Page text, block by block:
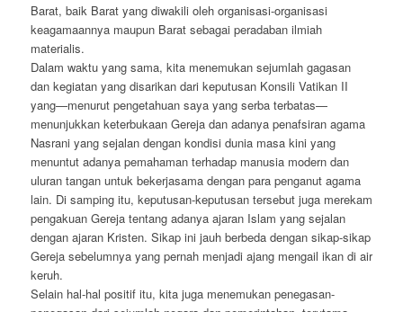
Barat, baik Barat yang diwakili oleh organisasi-organisasi
keagamaannya maupun Barat sebagai peradaban ilmiah
materialis.
Dalam waktu yang sama, kita menemukan sejumlah gagasan
dan kegiatan yang disarikan dari keputusan Konsili Vatikan II
yang—menurut pengetahuan saya yang serba terbatas—
menunjukkan keterbukaan Gereja dan adanya penafsiran agama
Nasrani yang sejalan dengan kondisi dunia masa kini yang
menuntut adanya pemahaman terhadap manusia modern dan
uluran tangan untuk bekerjasama dengan para penganut agama
lain. Di samping itu, keputusan-keputusan tersebut juga merekam
pengakuan Gereja tentang adanya ajaran Islam yang sejalan
dengan ajaran Kristen. Sikap ini jauh berbeda dengan sikap-sikap
Gereja sebelumnya yang pernah menjadi ajang mengail ikan di air
keruh.
Selain hal-hal positif itu, kita juga menemukan penegasan-